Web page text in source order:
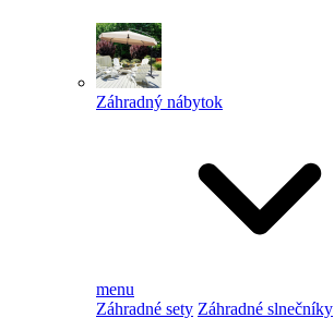
Záhradný nábytok
menu
Záhradné sety Záhradné slnečníky